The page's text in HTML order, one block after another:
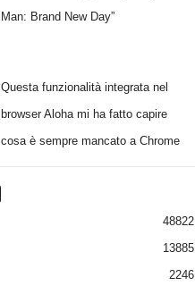
Man: Brand New Day”
Questa funzionalità integrata nel
browser Aloha mi ha fatto capire
cosa è sempre mancato a Chrome
48822
13885
2246